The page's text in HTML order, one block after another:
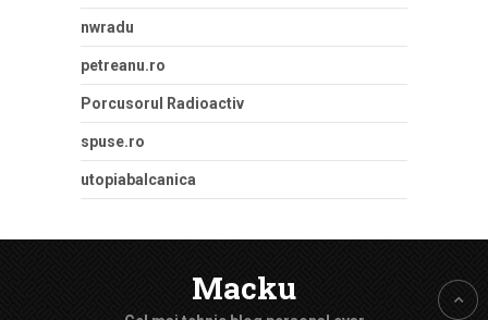
nwradu
petreanu.ro
Porcusorul Radioactiv
spuse.ro
utopiabalcanica
Macku